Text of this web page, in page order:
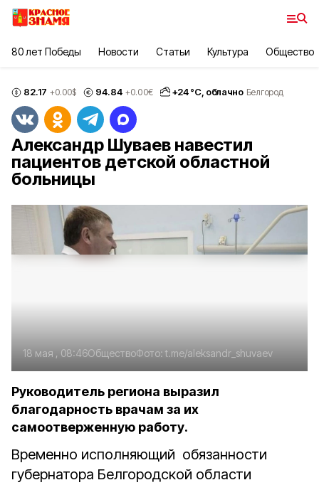
80 лет Победы Новости Статьи Культура Общество
82.17 +0.00$ 94.84 +0.00€ +24°С, облачно Белгород
Александр Шуваев навестил
пациентов детской областной
больницы
18 мая , 08:46ОбществоФото: t.me/aleksandr_shuvaev
Руководитель региона выразил
благодарность врачам за их
самоотверженную работу.
Временно исполняющий обязанности
губернатора Белгородской области